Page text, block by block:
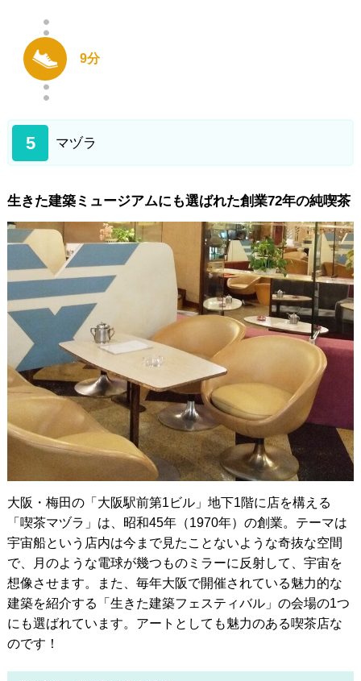
9分
5 マヅラ
生きた建築ミュージアムにも選ばれた創業72年の純喫茶
大阪・梅田の「大阪駅前第1ビル」地下1階に店を構える
「喫茶マヅラ」は、昭和45年（1970年）の創業。テーマは
宇宙船という店内は今まで見たことないような奇抜な空間
で、月のような電球が幾つものミラーに反射して、宇宙を
想像させます。また、毎年大阪で開催されている魅力的な
建築を紹介する「生きた建築フェスティバル」の会場の1つ
にも選ばれています。アートとしても魅力のある喫茶店な
のです！